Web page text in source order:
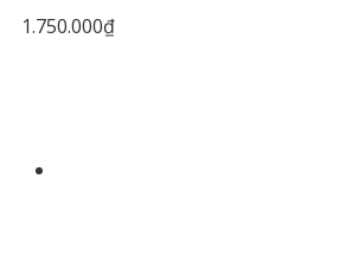
1.750.000₫